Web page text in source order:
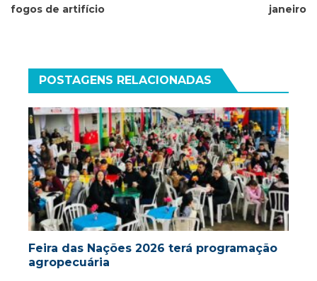
fogos de artifício
janeiro
POSTAGENS RELACIONADAS
Feira das Nações 2026 terá programação
agropecuária